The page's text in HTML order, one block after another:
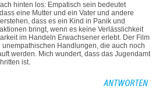
hinten los: Empatisch sein bedeutet
eine Mutter und ein Vater und andere
dass es ein Kind in Panik und
bringt, wenn es keine Verlässlichkeit
im Handeln Erwachsener erlebt. Der Film
unempathischen Handlungen, die auch noch
werden. Mich wundert, dass das Jugendamt
ist.
ANTWORTEN